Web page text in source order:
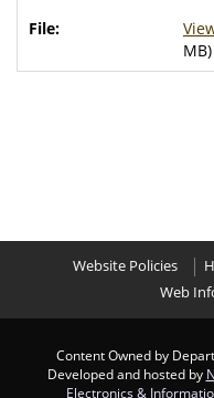
MB)
Website Policies
Web
Content Owned by
Developed and hosted by
Electronics &